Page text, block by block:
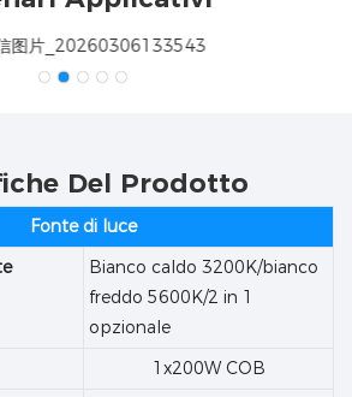
Del Prodotto
Fonte di luce
Bianco caldo 3200K/bianco
freddo 5600K/2 in 1
opzionale
1x200W COB